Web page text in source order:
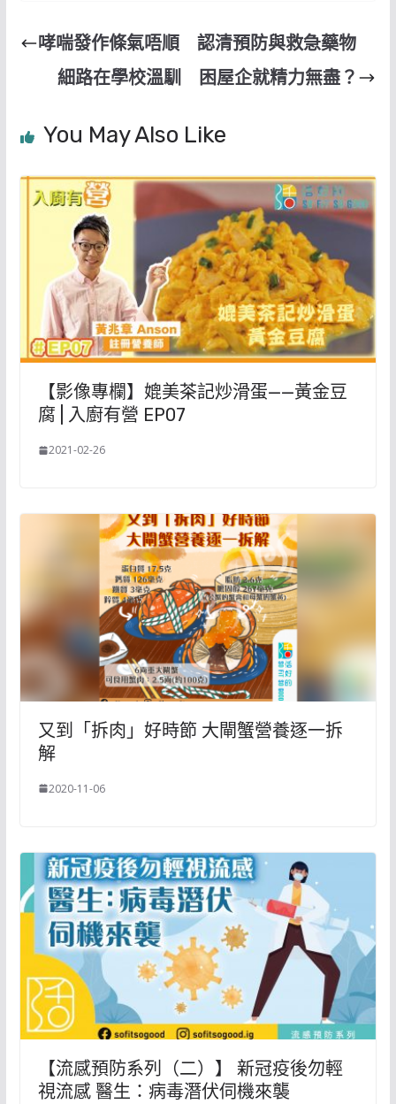
哮喘發作條氣唔順 認清預防與救急藥物
細路在學校溫馴 困屋企就精力無盡？
You May Also Like
【影像專欄】媲美茶記炒滑蛋——黃金豆
腐 | 入廚有營 EP07
2021-02-26
又到「拆肉」好時節 大閘蟹營養逐一拆
解
2020-11-06
【流感預防系列（二）】 新冠疫後勿輕
視流感 醫生：病毒潛伏伺機來襲